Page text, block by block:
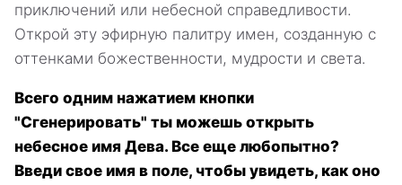
приключений или небесной справедливости.
Открой эту эфирную палитру имен, созданную с
оттенками божественности, мудрости и света.
Всего одним нажатием кнопки
"Сгенерировать" ты можешь открыть
небесное имя Дева. Все еще любопытно?
Введи свое имя в поле, чтобы увидеть, как оно